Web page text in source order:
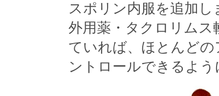
スポリン内服を追加
外用薬・タクロリムス
ていれば、ほとんど
ントロールできるよ